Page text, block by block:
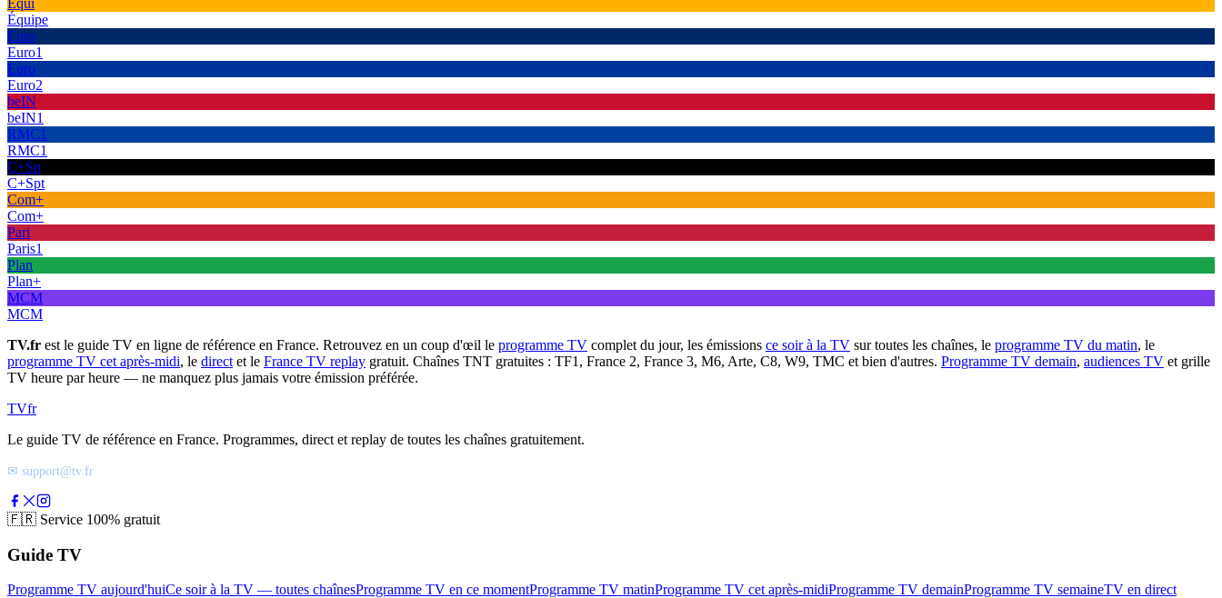
Équi
Équipe
Euro
Euro1
Euro
Euro2
beIN
beIN1
RMC1
RMC1
C+Sp
C+Spt
Com+
Com+
Pari
Paris1
Plan
Plan+
MCM
MCM
TV.fr est le guide TV en ligne de référence en France. Retrouvez en un coup d'œil le programme TV complet du jour, les émissions ce soir à la TV sur toutes les chaînes, le programme TV du matin, le
programme TV cet après-midi, le direct et le France TV replay gratuit. Chaînes TNT gratuites : TF1, France 2, France 3, M6, Arte, C8, W9, TMC et bien d'autres. Programme TV demain, audiences TV et grille
TV heure par heure — ne manquez plus jamais votre émission préférée.
TVfr
Le guide TV de référence en France. Programmes, direct et replay de toutes les chaînes gratuitement.
✉ support@tv.fr
🇫🇷 Service 100% gratuit
Guide TV
Programme TV aujourd'huiCe soir à la TV — toutes chaînesProgramme TV en ce momentProgramme TV matinProgramme TV cet après-midiProgramme TV demainProgramme TV semaineTV en direct